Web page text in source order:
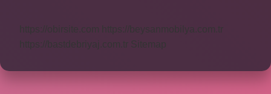
https://obirsite.com
https://beysanmobilya.com.tr
https://bastdebriyaj.com.tr Sitemap